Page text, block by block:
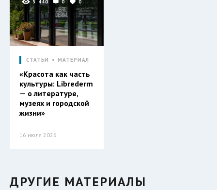
5 440 0 0
СТАТЬИ МАТЕРИАЛ
«Красота как часть
культуры: Librederm
— о литературе,
музеях и городской
жизни»
16 июля 2026
ДРУГИЕ МАТЕРИАЛЫ